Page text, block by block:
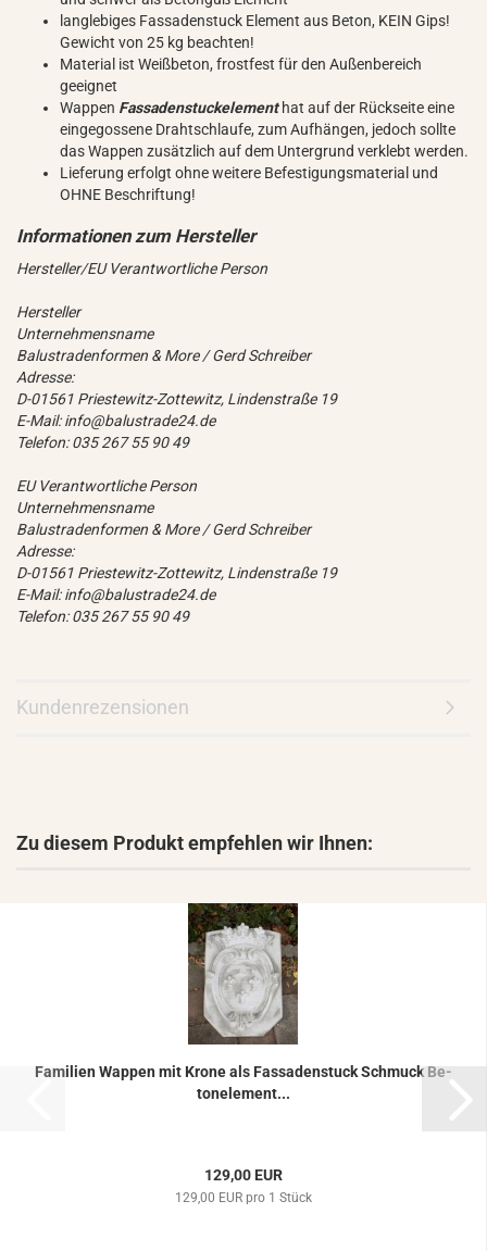
langlebiges Fassadenstuck Element aus Beton, KEIN Gips!
Gewicht von 25 kg beachten!
Material ist Weißbeton, frostfest für den Außenbereich
geeignet
Wappen Fassadenstuckelement hat auf der Rückseite eine
eingegossene Drahtschlaufe, zum Aufhängen, jedoch sollte
das Wappen zusätzlich auf dem Untergrund verklebt werden.
Lieferung erfolgt ohne weitere Befestigungsmaterial und
OHNE Beschriftung!
Hersteller/EU Verantwortliche Person
Hersteller
Unternehmensname
Balustradenformen & More / Gerd Schreiber
Adresse:
D-01561 Priestewitz-Zottewitz, Lindenstraße 19
E-Mail: info@balustrade24.de
Telefon: 035 267 55 90 49
EU Verantwortliche Person
Unternehmensname
Balustradenformen & More / Gerd Schreiber
Adresse:
D-01561 Priestewitz-Zottewitz, Lindenstraße 19
E-Mail: info@balustrade24.de
Telefon: 035 267 55 90 49
Kundenrezensionen
Zu diesem Produkt empfehlen wir Ihnen:
Fa­mi­li­en Wap­pen mit Krone als Fas­sa­den­stuck Schmuck Be­
ton­ele­ment...
129,00 EUR
129,00 EUR pro 1 Stück